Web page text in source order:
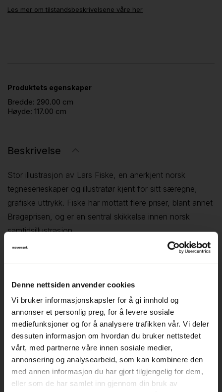
Denne nettsiden anvender cookies
Vi bruker informasjonskapsler for å gi innhold og
annonser et personlig preg, for å levere sosiale
mediefunksjoner og for å analysere trafikken vår. Vi deler
dessuten informasjon om hvordan du bruker nettstedet
vårt, med partnerne våre innen sosiale medier,
annonsering og analysearbeid, som kan kombinere den
med annen informasjon du har gjort tilgjengelig for dem,
eller som de har samlet inn gjennom din bruk av
Les mer om tilstandsbeskrivelsene våre her
Produktets egenskaper
Bredde: 290.00 cm
Høyde: 117.00 cm
Beskrivelse
Stor illustrasjon av Lars Fiske, en anerkjent norsk
tegneserieskaper og illustratør kjent for sitt særegne,
grafiske uttrykk. Fiske har mottatt flere priser, blant annet
Brageprisen, og er en sentral skikkelse innen norsk
samtidsillustrasjon.
Motivet viser en livlig og detaljert scene fra et
fortellende preg, med mange små detaljer som gir noe å
oppdage over tid.
Illustrasjonen er trykket på kappapapp og innrammet i en
smal sort ramme, noe som gir et lett og moderne uttrykk.
Med størrelse 290x117 cm fungerer bildet som et tydelig
blikkfang i rommet.
▪ Kunstner: Lars Fiske
▪ 290x117 cm